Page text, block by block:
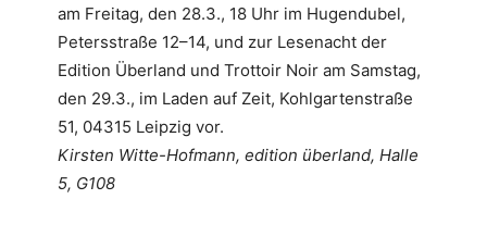
am Freitag, den 28.3., 18 Uhr im Hugendubel,
Petersstraße 12–14, und zur Lesenacht der
Edition Überland und Trottoir Noir am Samstag,
den 29.3., im Laden auf Zeit, Kohlgartenstraße
51, 04315 Leipzig vor.
Kirsten Witte-Hofmann, edition überland, Halle
5, G108